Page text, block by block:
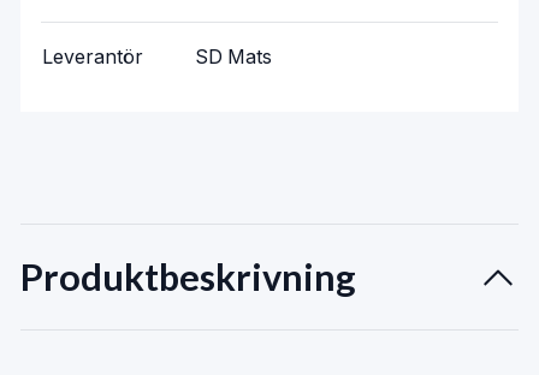
Leverantör SD Mats
Produktbeskrivning